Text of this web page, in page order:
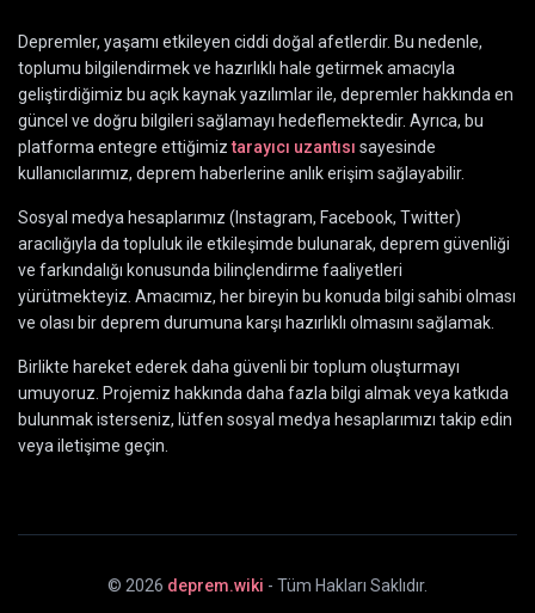
Depremler, yaşamı etkileyen ciddi doğal afetlerdir. Bu nedenle,
toplumu bilgilendirmek ve hazırlıklı hale getirmek amacıyla
geliştirdiğimiz bu açık kaynak yazılımlar ile, depremler hakkında en
güncel ve doğru bilgileri sağlamayı hedeflemektedir. Ayrıca, bu
platforma entegre ettiğimiz tarayıcı uzantısı sayesinde
kullanıcılarımız, deprem haberlerine anlık erişim sağlayabilir.
Sosyal medya hesaplarımız (Instagram, Facebook, Twitter)
aracılığıyla da topluluk ile etkileşimde bulunarak, deprem güvenliği
ve farkındalığı konusunda bilinçlendirme faaliyetleri
yürütmekteyiz. Amacımız, her bireyin bu konuda bilgi sahibi olması
ve olası bir deprem durumuna karşı hazırlıklı olmasını sağlamak.
Birlikte hareket ederek daha güvenli bir toplum oluşturmayı
umuyoruz. Projemiz hakkında daha fazla bilgi almak veya katkıda
bulunmak isterseniz, lütfen sosyal medya hesaplarımızı takip edin
veya iletişime geçin.
© 2026 deprem.wiki - Tüm Hakları Saklıdır.